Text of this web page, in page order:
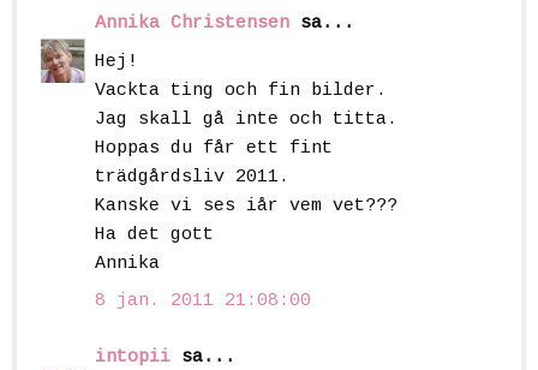
Annika Christensen sa...
Hej!
Vackta ting och fin bilder.
Jag skall gå inte och titta.
Hoppas du får ett fint
trädgårdsliv 2011.
Kanske vi ses iår vem vet???
Ha det gott
Annika
8 jan. 2011 21:08:00
intopii sa...